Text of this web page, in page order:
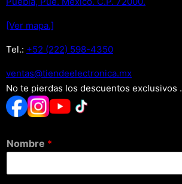
[Ver mapa.]
Tel.: +52 (222) 598-4350
xm.acinortceleedneit@satnev
No te pierdas los descuentos exclusivos .
Nombre *